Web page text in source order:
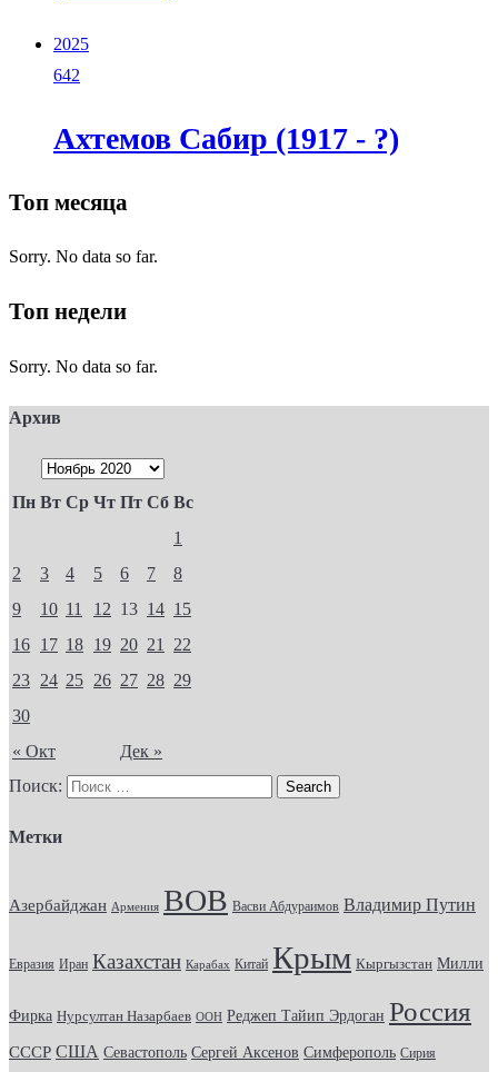
2025
642
Ахтемов Сабир (1917 - ?)
Топ месяца
Sorry. No data so far.
Топ недели
Sorry. No data so far.
Архив
Пн Вт Ср Чт Пт Сб Вс
« Окт Дек »
1
2
3 4 5 6 7
8
9
10 11 12 13 14 15
16 17 18 19 20 21
22
23 24 25 26 27 28 29
30
Поиск:
Метки
Азербайджан Армения ВОВ Васви Абдураимов Владимир Путин
Евразия Иран Казахстан Карабах Китай Крым Кыргызстан Милли
Фирка Нурсултан Назарбаев ООН Реджеп Тайип Эрдоган Россия
СССР США Севастополь Сергей Аксенов Симферополь Сирия